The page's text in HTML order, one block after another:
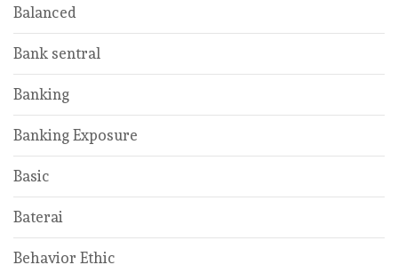
Balanced
Bank sentral
Banking
Banking Exposure
Basic
Baterai
Behavior Ethic